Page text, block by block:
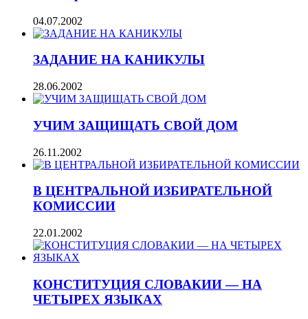
04.07.2002
ЗАДАНИЕ НА КАНИКУЛЫ
28.06.2002
УЧИМ ЗАЩИЩАТЬ СВОЙ ДОМ
26.11.2002
В ЦЕНТРАЛЬНОЙ ИЗБИРАТЕЛЬНОЙ
КОМИССИИ
22.01.2002
КОНСТИТУЦИЯ СЛОВАКИИ — НА
ЧЕТЫРЕХ ЯЗЫКАХ